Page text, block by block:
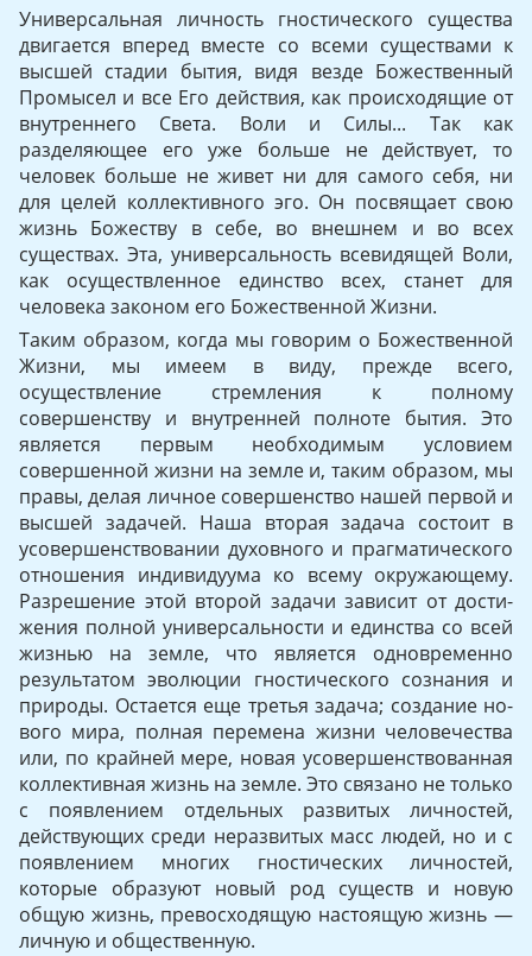
Универсальная личность гностического существа
двигается вперед вместе со всеми существами к
высшей стадии бытия, видя везде Божественный
Промысел и все Его действия, как происхо­дящие от
внутреннего Света. Воли и Силы... Так как
разделяющее его уже больше не действует, то
человек больше не живет ни для самого себя, ни
для целей коллективного эго. Он посвящает свою
жизнь Божеству в себе, во внешнем и во всех
существах. Эта, универсальность всевидящей Воли,
как осуществленное единство всех, станет для
человека законом его Божественной Жизни.
Таким образом, когда мы говорим о Божественной
Жизни, мы имеем в виду, прежде всего,
осуществление стремления к полному
совершенству и внутренней полноте бытия. Это
является первым необходимым условием
совершенной жизни на земле и, таким об­разом, мы
правы, делая личное совершенство нашей первой и
высшей задачей. Наша вторая задача состоит в
усовершенствовании духовного и прагматического
отношения индивидуума ко всему окружающему.
Разрешение этой второй задачи зависит от дости­
жения полной универсальности и единства со всей
жизнью на зем­ле, что является одновременно
результатом эволюции гностическо­го сознания и
природы. Остается еще третья задача; создание но­
вого мира, полная перемена жизни человечества
или, по крайней мере, новая усовершенствованная
коллективная жизнь на земле. Это связано не только
с появлением отдельных развитых личнос­тей,
действующих среди неразвитых масс людей, но и с
появле­нием многих гностических личностей,
которые образуют новый род существ и новую
общую жизнь, превосходящую настоящую жизнь —
личную и общественную.